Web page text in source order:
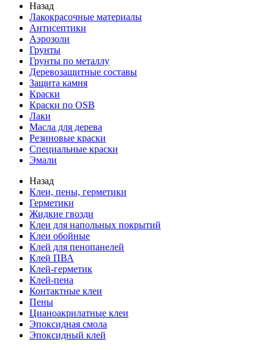
Назад
Лакокрасочные материалы
Антисептики
Аэрозоли
Грунты
Грунты по металлу
Деревозащитные составы
Защита камня
Краски
Краски по OSB
Лаки
Масла для дерева
Резиновые краски
Специальные краски
Эмали
Назад
Клеи, пены, герметики
Герметики
Жидкие гвозди
Клеи для напольных покрытий
Клеи обойные
Клей для пенопанелей
Клей ПВА
Клей-герметик
Клей-пена
Контактные клеи
Пены
Цианоакрилатные клеи
Эпоксидная смола
Эпоксидный клей